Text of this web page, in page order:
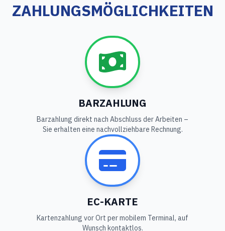
ZAHLUNGSMÖGLICHKEITEN
BARZAHLUNG
Barzahlung direkt nach Abschluss der Arbeiten –
Sie erhalten eine nachvollziehbare Rechnung.
EC-KARTE
Kartenzahlung vor Ort per mobilem Terminal, auf
Wunsch kontaktlos.